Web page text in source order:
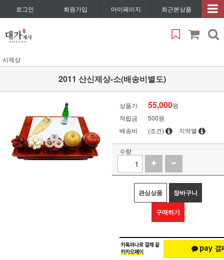
로그인 회원가입 마이페이지 최근본상품
시제상
2011 산신제상-소(배송비별도)
상품가 55,000원
적립금
500원
배송비
(조건) 지역별
수량
관심상품 장바구니
구매하기